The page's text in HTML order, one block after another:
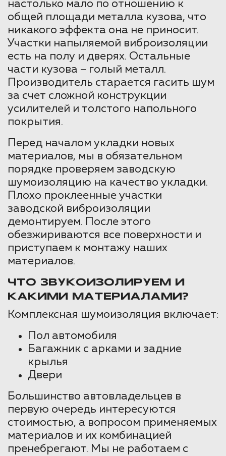
настолько мало по отношению к
общей площади металла кузова, что
никакого эффекта она не приносит.
Участки напыляемой виброизоляции
есть на полу и дверях. Остальные
части кузова – голый металл.
Производитель старается гасить шум
за счет сложной конструкции
усилителей и толстого напольного
покрытия.
Перед началом укладки новых
материалов, мы в обязательном
порядке проверяем заводскую
шумоизоляцию на качество укладки.
Плохо проклеенные участки
заводской виброизоляции
демонтируем. После этого
обезжириваются все поверхности и
приступаем к монтажу наших
материалов.
ЧТО ЗВУКОИЗОЛИРУЕМ И
КАКИМИ МАТЕРИАЛАМИ?
Комплексная шумоизоляция включает:
Пол автомобиля
Багажник с арками и задние
крылья
Двери
Большинство автовладельцев в
первую очередь интересуются
стоимостью, а вопросом применяемых
материалов и их комбинацией
пренебрегают. Мы не работаем с